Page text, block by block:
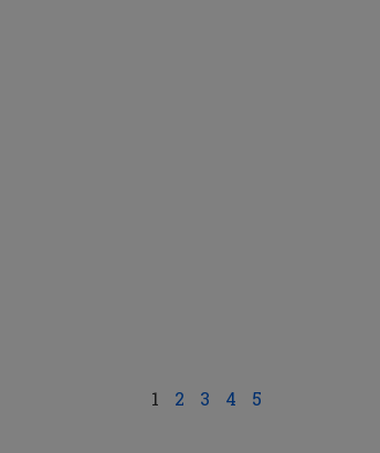
1 2 3 4 5